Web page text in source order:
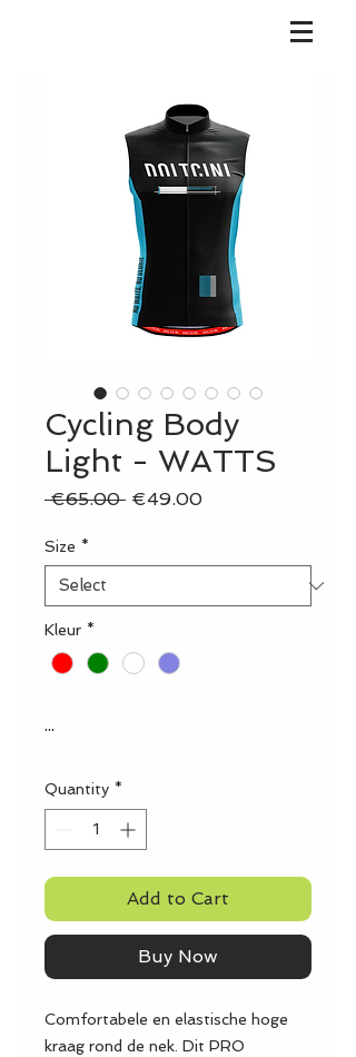
Cycling Body
Light - WATTS
€65.00 Regular
€49.00Sale
Size *
Kleur *
...
Quantity *
Add to Cart
Buy Now
Comfortabele en elastische hoge
kraag rond de nek. Dit PRO